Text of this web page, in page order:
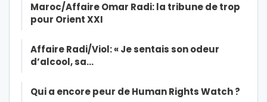
Maroc/Affaire Omar Radi: la tribune de trop
pour Orient XXI
Affaire Radi/Viol: « Je sentais son odeur
d’alcool, sa…
Qui a encore peur de Human Rights Watch ?